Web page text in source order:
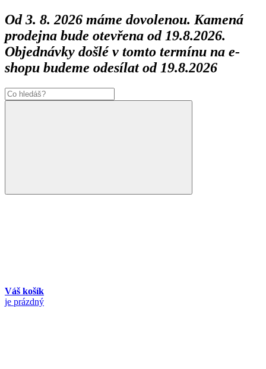
Od 3. 8. 2026 máme dovolenou. Kamená
prodejna bude otevřena od 19.8.2026.
Objednávky došlé v tomto termínu na e-
shopu budeme odesílat od 19.8.2026
Váš košík
je prázdný